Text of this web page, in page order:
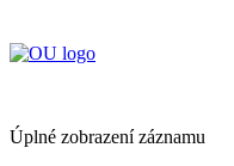
Úplné zobrazení záznamu